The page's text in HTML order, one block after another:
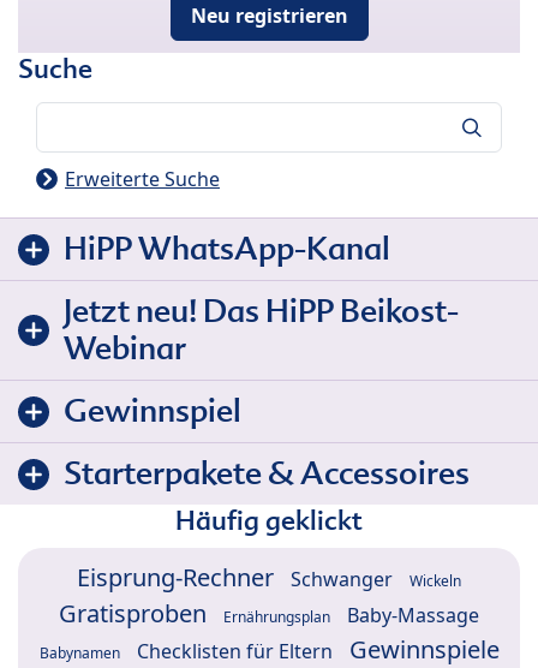
Neu registrieren
Suche
Erweiterte Suche
HiPP WhatsApp-Kanal
Jetzt neu! Das HiPP Beikost-
Webinar
Gewinnspiel
Starterpakete & Accessoires
Häufig geklickt
Eisprung-Rechner Schwanger Wickeln
Gratisproben Ernährungsplan Baby-Massage
Babynamen Checklisten für Eltern
Gewinnspiele